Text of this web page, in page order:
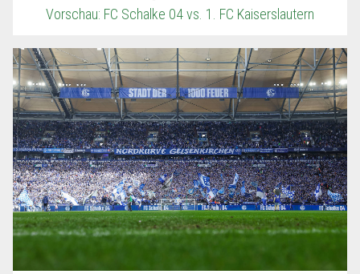
Vorschau: FC Schalke 04 vs. 1. FC Kaiserslautern